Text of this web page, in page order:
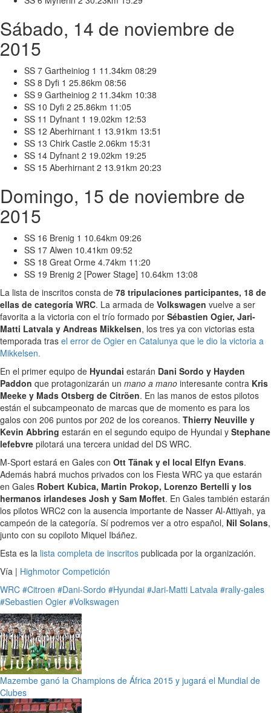
Sábado, 14 de noviembre de
2015
SS 7 Gartheiniog 1 11.34km 08:29
SS 8 Dyfi 1 25.86km 08:56
SS 9 Gartheiniog 2 11.34km 10:38
SS 10 Dyfi 2 25.86km 11:05
SS 11 Dyfnant 1 19.02km 12:53
SS 12 Aberhirnant 1 13.91km 13:51
SS 13 Chirk Castle 2.06km 15:31
SS 14 Dyfnant 2 19.02km 19:25
SS 15 Aberhirnant 2 13.91km 20:23
Domingo, 15 de noviembre de
2015
SS 16 Brenig 1 10.64km 09:26
SS 17 Alwen 10.41km 09:52
SS 18 Great Orme 4.74km 11:20
SS 19 Brenig 2 [Power Stage] 10.64km 13:08
La lista de inscritos consta de 78 tripulaciones participantes, 18 de
ellas de categoría WRC. La armada de Volkswagen vuelve a ser
favorita a la victoria con el trío formado por Sébastien Ogier, Jari-
Matti Latvala y Andreas Mikkelsen, los tres ya con victorias esta
temporada tras el error de Ogier en Catalunya que le dio la victoria a
Mikkelsen.
En el primer equipo de Hyundai estarán Dani Sordo y Hayden
Paddon que protagonizarán un mano a mano interesante contra Kris
Meeke y Mads Otsberg de Citröen. En las manos de estos pilotos
están el subcampeonato de marcas que de momento es para los
galos con 206 puntos por 202 de los coreanos. Thierry Neuville y
Kevin Abbring estarán en el segundo equipo de Hyundai y Stephane
lefebvre pilotará una tercera unidad del DS WRC.
M-Sport estará en Gales con Ott Tänak y el local Elfyn Evans.
Además habrá muchos privados con los Fiesta WRC ya que estarán
en Gales Robert Kubica, Martin Prokop, Lorenzo Bertelli y los
hermanos irlandeses Josh y Sam Moffet. En Gales también estarán
los pilotos WRC2 con la ausencia importante de Nasser Al-Attiyah, ya
campeón de la categoría. Sí podremos ver a otro español, Nil Solans,
junto con su copiloto Miquel Ibáñez.
Esta es la lista completa de inscritos publicada por la organización.
Vía | Highmotor Competición
WRC #Citroen #Dani-Sordo #Hyundai #Jari-Matti Latvala #rally-gales
#Sebastien Ogier #Volkswagen
Mazembe ganó la Champions de África 2015 y jugará el Mundial de
Clubes